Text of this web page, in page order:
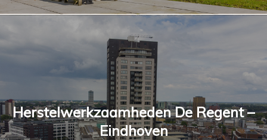
Herstelwerkzaamheden De Regent –
Eindhoven